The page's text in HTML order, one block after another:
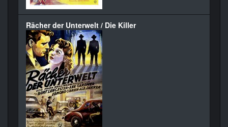
Rächer der Unterwelt / Die Killer